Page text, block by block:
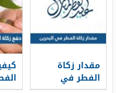
مقدار زكاة
الفطر في